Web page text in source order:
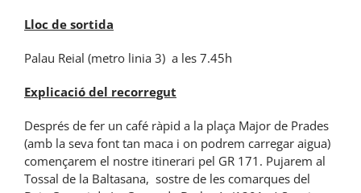
Lloc de sortida
Palau Reial (metro linia 3) a les 7.45h
Explicació del recorregut
Després de fer un café ràpid a la plaça Major de Prades
(amb la seva font tan maca i on podrem carregar aigua)
començarem el nostre itinerari pel GR 171. Pujarem al
Tossal de la Baltasana, sostre de les comarques del